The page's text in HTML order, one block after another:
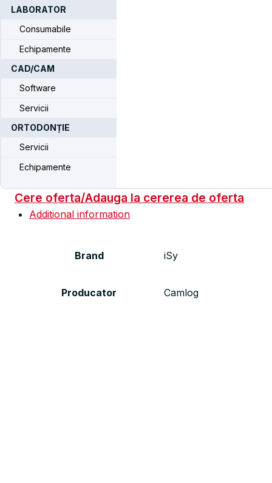
LABORATOR
Consumabile
Echipamente
CAD/CAM
Software
Servicii
ORTODONȚIE
Servicii
Echipamente
iSy® Plastic coping for
cemented crown
Produse disponibile doar pentru medici
iSy® Plastic coping for cemented crown
Stoc suficient
Cere oferta/Adauga la cererea de oferta
Additional information
Brand iSy
Producator Camlog